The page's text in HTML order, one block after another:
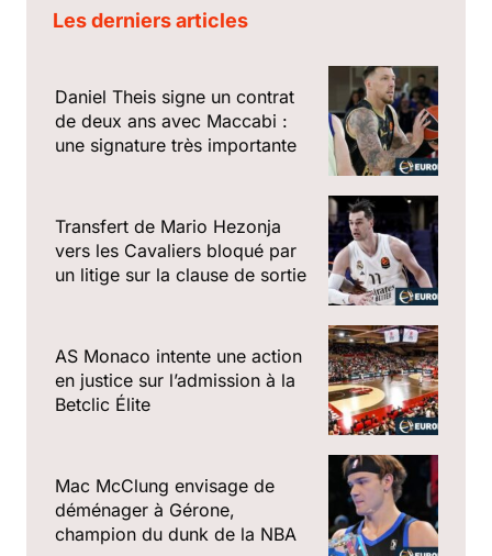
Les derniers articles
Daniel Theis signe un contrat
de deux ans avec Maccabi :
une signature très importante
Transfert de Mario Hezonja
vers les Cavaliers bloqué par
un litige sur la clause de sortie
AS Monaco intente une action
en justice sur l’admission à la
Betclic Élite
Mac McClung envisage de
déménager à Gérone,
champion du dunk de la NBA